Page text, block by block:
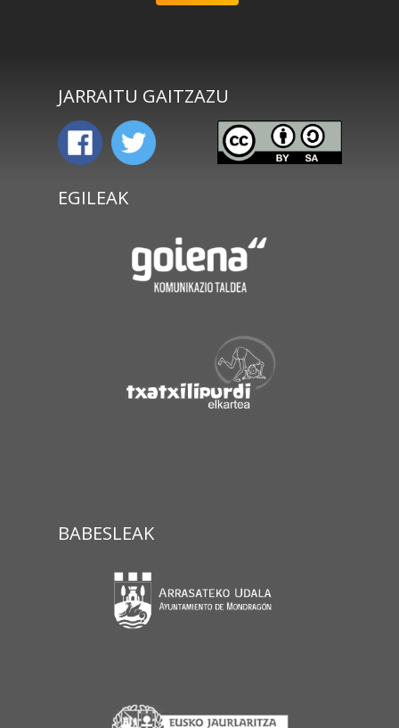
JARRAITU GAITZAZU
EGILEAK
BABESLEAK